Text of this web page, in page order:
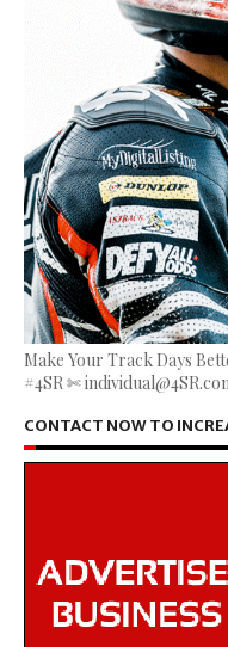
Make Your Track Days
#4SR ✄
CONTACT NOW TO